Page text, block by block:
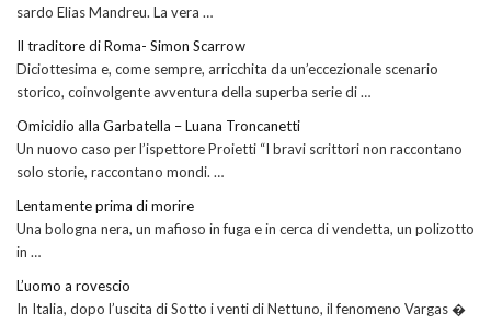
sardo Elias Mandreu. La vera …
Il traditore di Roma- Simon Scarrow
Diciottesima e, come sempre, arricchita da un’eccezionale scenario
storico, coinvolgente avventura della superba serie di …
Omicidio alla Garbatella – Luana Troncanetti
Un nuovo caso per l’ispettore Proietti “I bravi scrittori non raccontano
solo storie, raccontano mondi. …
Lentamente prima di morire
Una bologna nera, un mafioso in fuga e in cerca di vendetta, un polizotto
in …
L’uomo a rovescio
In Italia, dopo l’uscita di Sotto i venti di Nettuno, il fenomeno Vargas �